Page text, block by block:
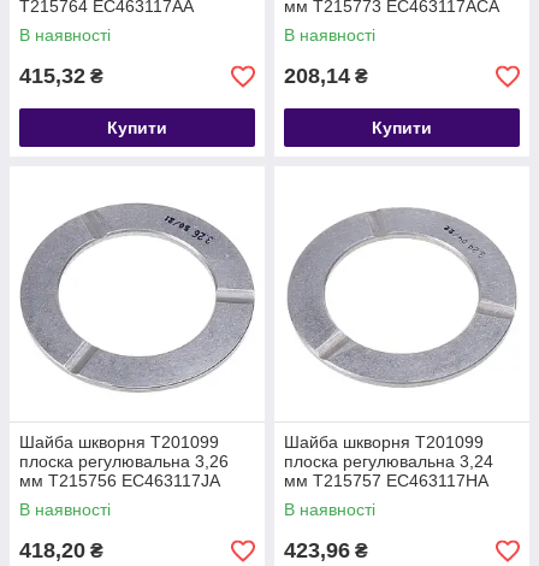
T215764 EC463117AA
В наявності
415,32 ₴
Купити
мм T215773 EC463117ACA
В наявності
208,14 ₴
Купити
Шайба шкворня T201099
плоска регулювальна 3,26
мм T215756 EC463117JA
В наявності
418,20 ₴
Шайба шкворня T201099
плоска регулювальна 3,24
мм T215757 EC463117HA
В наявності
423,96 ₴